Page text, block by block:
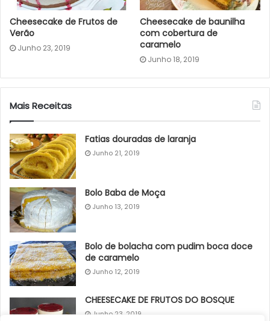
Cheesecake de Frutos de
Verão
Junho 23, 2019
Cheesecake de baunilha
com cobertura de
caramelo
Junho 18, 2019
Mais Receitas
Fatias douradas de laranja
Junho 21, 2019
Bolo Baba de Moça
Junho 13, 2019
Bolo de bolacha com pudim boca doce
de caramelo
Junho 12, 2019
CHEESECAKE DE FRUTOS DO BOSQUE
Junho 23, 2019